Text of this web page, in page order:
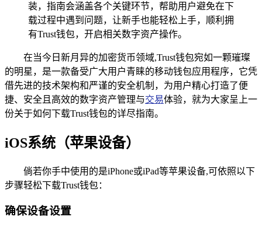
装，指南会涵盖各个关键环节，帮助用户避免在下
载过程中遇到问题，让新手也能轻松上手，顺利拥
有Trust钱包，开启相关数字资产操作。
在当今日新月异的加密货币领域,Trust钱包宛如一颗璀璨
的明星，是一款备受广大用户青睐的移动钱包应用程序，它凭
借先进的技术架构和严谨的安全机制，为用户精心打造了便
捷、安全且高效的数字资产管理与交易体验，就为大家呈上一
份关于如何下载Trust钱包的详尽指南。
iOS系统（苹果设备）
倘若你手中使用的是iPhone或iPad等苹果设备,可依照以下
步骤轻松下载Trust钱包：
确保设备设置